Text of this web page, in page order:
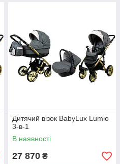
Дитячий візок BabyLux Lumio
3-в-1
В наявності
27 870 ₴